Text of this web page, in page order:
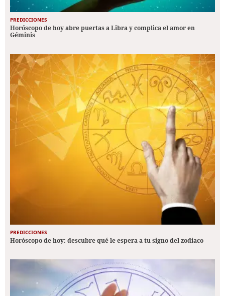
PREDICCIONES
Horóscopo de hoy abre puertas a Libra y complica el amor en
Géminis
PREDICCIONES
Horóscopo de hoy: descubre qué le espera a tu signo del zodiaco